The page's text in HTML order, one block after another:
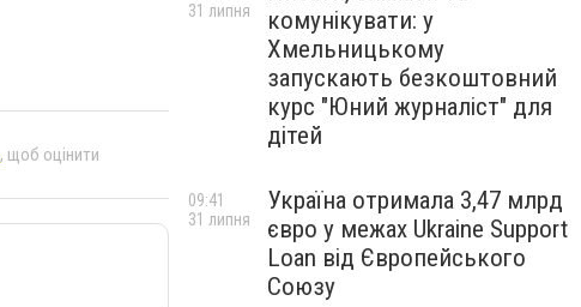
, щоб оцінити
комунікувати: у
Хмельницькому
запускають безкоштовний
курс "Юний журналіст" для
дітей
31 липня
Україна отримала 3,47 млрд
євро у межах Ukraine Support
Loan від Європейського
Союзу
09:41
31 липня